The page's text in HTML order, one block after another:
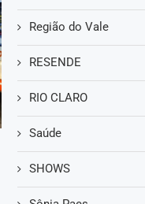
Região do Vale
RESENDE
RIO CLARO
Saúde
SHOWS